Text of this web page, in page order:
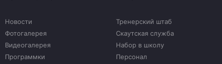
Новости
Фотогалерея
Видеогалерея
Программки
Тренерский штаб
Скаутская служба
Набор в школу
Персонал